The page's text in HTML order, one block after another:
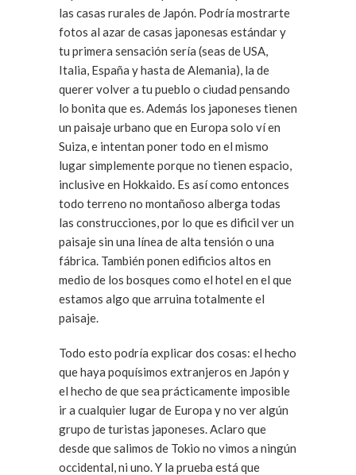
las casas rurales de Japón. Podría mostrarte
fotos al azar de casas japonesas estándar y
tu primera sensación sería (seas de USA,
Italia, España y hasta de Alemania), la de
querer volver a tu pueblo o ciudad pensando
lo bonita que es. Además los japoneses tienen
un paisaje urbano que en Europa solo ví en
Suiza, e intentan poner todo en el mismo
lugar simplemente porque no tienen espacio,
inclusive en Hokkaido. Es así como entonces
todo terreno no montañoso alberga todas
las construcciones, por lo que es dificil ver un
paisaje sin una línea de alta tensión o una
fábrica. También ponen edificios altos en
medio de los bosques como el hotel en el que
estamos algo que arruina totalmente el
paisaje.
Todo esto podría explicar dos cosas: el hecho
que haya poquísimos extranjeros en Japón y
el hecho de que sea prácticamente imposible
ir a cualquier lugar de Europa y no ver algún
grupo de turistas japoneses. Aclaro que
desde que salimos de Tokio no vimos a ningún
occidental, ni uno. Y la prueba está que